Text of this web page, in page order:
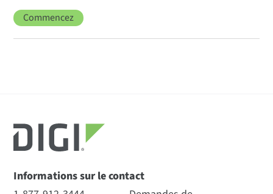
Commencez
Informations sur le contact